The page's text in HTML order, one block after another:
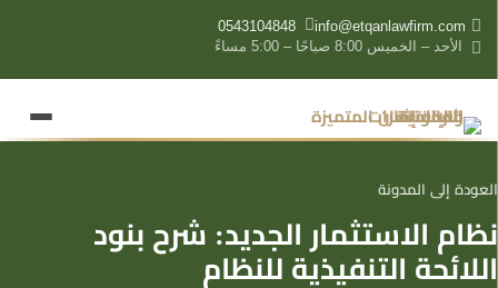
info@etqanlawfirm.com
0543104848
الأحد – الخميس 8:00 صباحًا – 5:00 مساءً
العودة إلى المدونة
نظام الاستثمار الجديد: شرح بنود
اللائحة التنفيذية للنظام